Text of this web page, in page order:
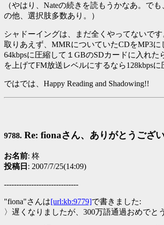
（やはり、Nateの続きを読もうかなあ。で
の他、選択肢多数あり。）
シャドーイングは、まだ全くやってないで
取りあえず、MMRについていたCDをMP3
64kbpsに圧縮して１GBのSDカードに入れ
を上げてFM放送レベルにするなら128kbps
ではでは、Happy Reading and Shadowing!!
9788. Re: fionaさん、ありがとうござ
お名前: 柊
投稿日 : 2007/7/25(14:09)
------------------------------
"fiona"さんは[url:kb:9779]で書きました:
〉遅くなりましたが、300万語通過おめでと